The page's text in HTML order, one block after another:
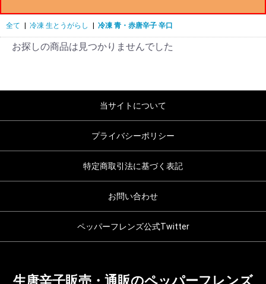
全て 冷凍 生とうがらし 冷凍 青・赤唐辛子 辛口
お探しの商品は見つかりませんでした
当サイトについて
プライバシーポリシー
特定商取引法に基づく表記
お問い合わせ
ペッパーフレンズ公式Twitter
生唐辛子販売・通販のペッパーフレンズ